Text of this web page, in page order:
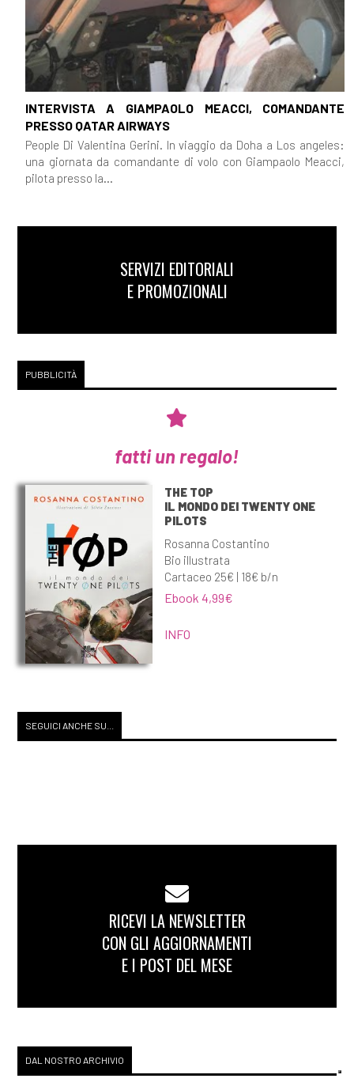
INTERVISTA A GIAMPAOLO MEACCI, COMANDANTE
PRESSO QATAR AIRWAYS
People Di Valentina Gerini. In viaggio da Doha a Los angeles:
una giornata da comandante di volo con Giampaolo Meacci,
pilota presso la...
SERVIZI EDITORIALI
E PROMOZIONALI
PUBBLICITÀ
fatti un regalo!
THE TOP
IL MONDO DEI TWENTY ONE
PILOTS
Rosanna Costantino
Bio illustrata
Cartaceo 25€ | 18€ b/n
Ebook 4,99€
INFO
SEGUICI ANCHE SU...
RICEVI LA NEWSLETTER
CON GLI AGGIORNAMENTI
E I POST DEL MESE
DAL NOSTRO ARCHIVIO